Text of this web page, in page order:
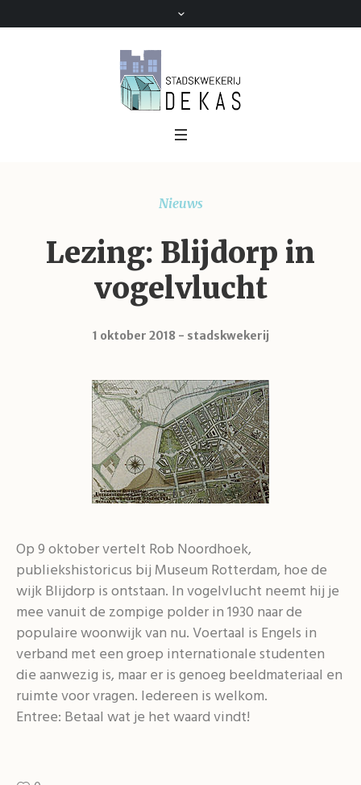
Nieuws
Lezing: Blijdorp in
vogelvlucht
1 oktober 2018 stadskwekerij
Op 9 oktober vertelt Rob Noordhoek,
publiekshistoricus bij Museum Rotterdam, hoe de
wijk Blijdorp is ontstaan. In vogelvlucht neemt hij je
mee vanuit de zompige polder in 1930 naar de
populaire woonwijk van nu. Voertaal is Engels in
verband met een groep internationale studenten
die aanwezig is, maar er is genoeg beeldmateriaal en
ruimte voor vragen. Iedereen is welkom.
Entree: Betaal wat je het waard vindt!